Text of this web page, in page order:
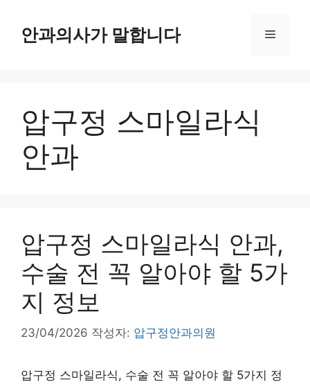
안과의사가 말합니다 메
압구정 스마일라식
안과
압구정 스마일라식 안과,
수술 전 꼭 알아야 할 5가
지 정보
23/04/2026 작성자: 압구정안과의원
압구정 스마일라식, 수술 전 꼭 알아야 할 5가지 정